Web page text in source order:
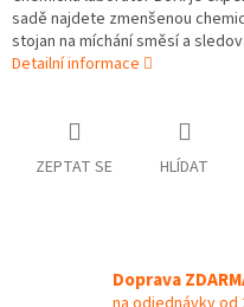
sadě najdete zmenšenou
stojan na míchání směsí a
Detailní informace
ZEPTAT SE HLÍDAT
Doprava